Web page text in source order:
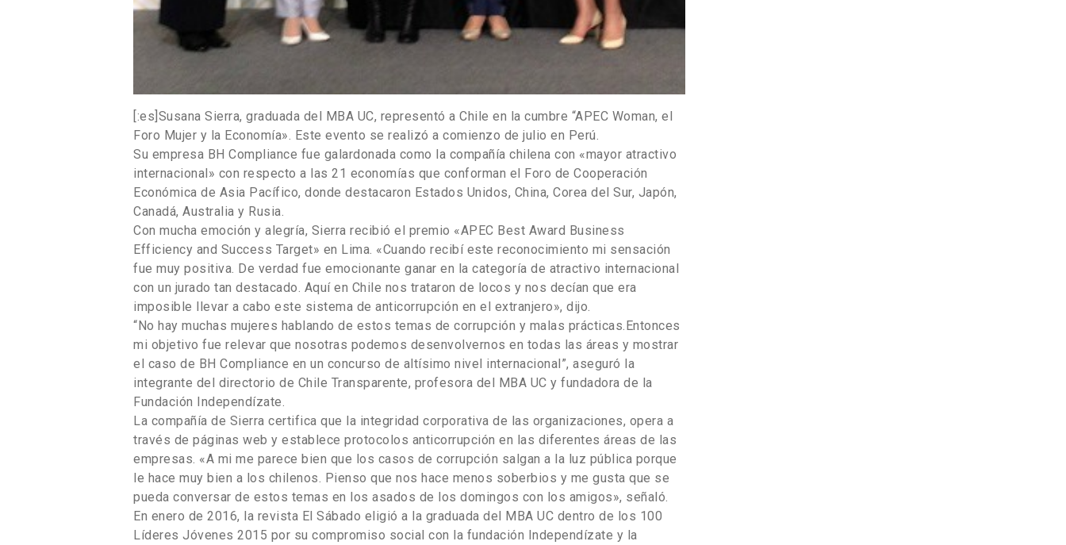
[:es]Susana Sierra, graduada del MBA UC, representó a Chile en la cumbre “APEC Woman, el
Foro Mujer y la Economía». Este evento se realizó a comienzo de julio en Perú.
Su empresa BH Compliance fue galardonada como la compañía chilena con «mayor atractivo
internacional» con respecto a las 21 economías que conforman el Foro de Cooperación
Económica de Asia Pacífico, donde destacaron Estados Unidos, China, Corea del Sur, Japón,
Canadá, Australia y Rusia.
Con mucha emoción y alegría, Sierra recibió el premio «APEC Best Award Business
Efficiency and Success Target» en Lima. «Cuando recibí este reconocimiento mi sensación
fue muy positiva. De verdad fue emocionante ganar en la categoría de atractivo internacional
con un jurado tan destacado. Aquí en Chile nos trataron de locos y nos decían que era
imposible llevar a cabo este sistema de anticorrupción en el extranjero», dijo.
“No hay muchas mujeres hablando de estos temas de corrupción y malas prácticas.Entonces
mi objetivo fue relevar que nosotras podemos desenvolvernos en todas las áreas y mostrar
el caso de BH Compliance en un concurso de altísimo nivel internacional”, aseguró la
integrante del directorio de Chile Transparente, profesora del MBA UC y fundadora de la
Fundación Independízate.
La compañía de Sierra certifica que la integridad corporativa de las organizaciones, opera a
través de páginas web y establece protocolos anticorrupción en las diferentes áreas de las
empresas. «A mi me parece bien que los casos de corrupción salgan a la luz pública porque
le hace muy bien a los chilenos. Pienso que nos hace menos soberbios y me gusta que se
pueda conversar de estos temas en los asados de los domingos con los amigos», señaló.
En enero de 2016, la revista El Sábado eligió a la graduada del MBA UC dentro de los 100
Líderes Jóvenes 2015 por su compromiso social con la fundación Independízate y la